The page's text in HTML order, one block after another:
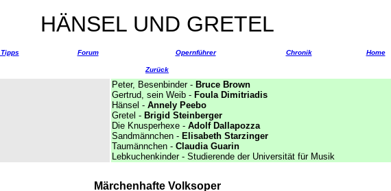
HÄNSEL UND GRETEL
Forum Opernführer Chronik Home
Zurück
Peter, Besenbinder - Bruce Brown
Gertrud, sein Weib - Foula Dimitriadis
Hänsel - Annely Peebo
Gretel - Brigid Steinberger
Die Knusperhexe - Adolf Dallapozza
Sandmännchen - Elisabeth Starzinger
Taumännchen - Claudia Guarin
Lebkuchenkinder - Studierende der Universität für Musik
Märchenhafte Volksoper